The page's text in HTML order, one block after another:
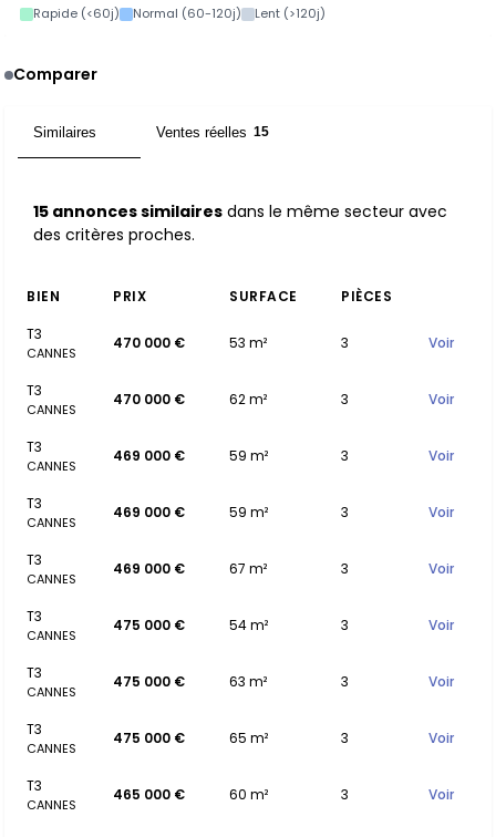
Rapide (<60j) Normal (60-120j) Lent (>120j)
Comparer
Similaires Ventes réelles 15
15 annonces similaires dans le même secteur avec
des critères proches.
BIEN PRIX SURFACE
PIÈCES
T3
CANNES
470 000 € 53 m² 3 Voir
T3
CANNES
470 000 € 62 m² 3 Voir
T3
CANNES
469 000 € 59 m² 3 Voir
T3
CANNES
469 000 € 59 m² 3 Voir
T3
CANNES
469 000 € 67 m² 3 Voir
T3
CANNES
475 000 € 54 m² 3 Voir
T3
CANNES
475 000 € 63 m² 3 Voir
T3
CANNES
475 000 € 65 m² 3 Voir
T3
CANNES
465 000 € 60 m² 3 Voir